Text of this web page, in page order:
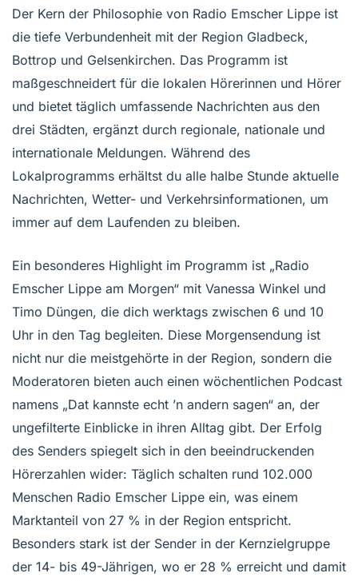
Der Kern der Philosophie von Radio Emscher Lippe ist
die tiefe Verbundenheit mit der Region Gladbeck,
Bottrop und Gelsenkirchen. Das Programm ist
maßgeschneidert für die lokalen Hörerinnen und Hörer
und bietet täglich umfassende Nachrichten aus den
drei Städten, ergänzt durch regionale, nationale und
internationale Meldungen. Während des
Lokalprogramms erhältst du alle halbe Stunde aktuelle
Nachrichten, Wetter- und Verkehrsinformationen, um
immer auf dem Laufenden zu bleiben.
Ein besonderes Highlight im Programm ist „Radio
Emscher Lippe am Morgen“ mit Vanessa Winkel und
Timo Düngen, die dich werktags zwischen 6 und 10
Uhr in den Tag begleiten. Diese Morgensendung ist
nicht nur die meistgehörte in der Region, sondern die
Moderatoren bieten auch einen wöchentlichen Podcast
namens „Dat kannste echt ’n andern sagen“ an, der
ungefilterte Einblicke in ihren Alltag gibt. Der Erfolg
des Senders spiegelt sich in den beeindruckenden
Hörerzahlen wider: Täglich schalten rund 102.000
Menschen Radio Emscher Lippe ein, was einem
Marktanteil von 27 % in der Region entspricht.
Besonders stark ist der Sender in der Kernzielgruppe
der 14- bis 49-Jährigen, wo er 28 % erreicht und damit